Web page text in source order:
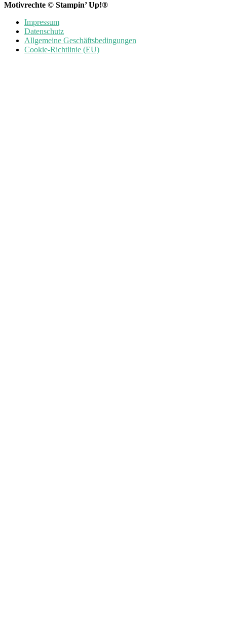
Motivrechte © Stampin’ Up!®
Impressum
Datenschutz
Allgemeine Geschäftsbedingungen
Cookie-Richtlinie (EU)